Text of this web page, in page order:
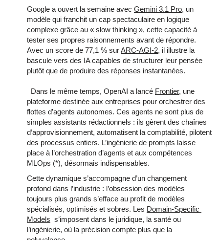
Google a ouvert la semaine avec Gemini 3.1 Pro, un
modèle qui franchit un cap spectaculaire en logique
complexe grâce au « slow thinking », cette capacité à
tester ses propres raisonnements avant de répondre.
Avec un score de 77,1 % sur ARC‑AGI‑2, il illustre la
bascule vers des IA capables de structurer leur pensée
plutôt que de produire des réponses instantanées.
  Dans le même temps, OpenAI a lancé
Frontier, une
plateforme destinée aux entreprises pour orchestrer des
flottes d’agents autonomes. Ces agents ne sont plus de
simples assistants rédactionnels : ils gèrent des chaînes
d’approvisionnement, automatisent la comptabilité, pilotent
des processus entiers. L’ingénierie de prompts laisse
place à l’orchestration d’agents et aux compétences
MLOps (*), désormais indispensables.
Cette dynamique s’accompagne d’un changement
profond dans l’industrie : l’obsession des modèles
toujours plus grands s’efface au profit de modèles
spécialisés, optimisés et sobres. Les Domain‑Specific
Models
  s’imposent dans le juridique, la santé ou
l’ingénierie, où la précision compte plus que la